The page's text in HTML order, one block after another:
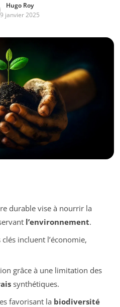
Hugo Roy
9 janvier 2025
durable vise à nourrir la
l’environnement.
incluent l’économie,
grâce à une limitation des
synthétiques.
favorisant la biodiversité